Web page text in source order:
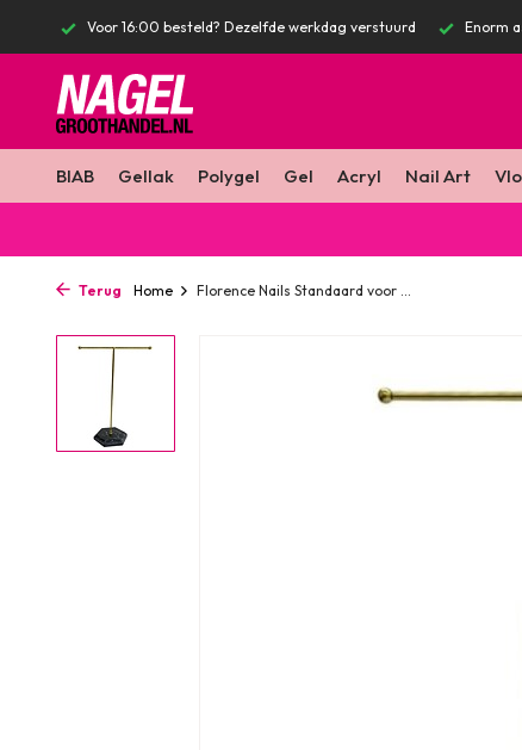
Enorm assortiment & alle bekende merken Gratis
BIAB Gellak Polygel Gel Acryl Nail Art
Terug Home Florence Nails Standaard voor ...